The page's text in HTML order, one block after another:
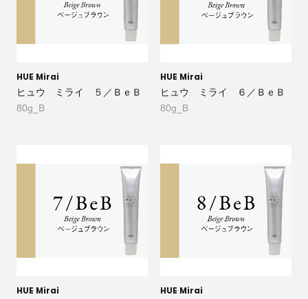
HUE Mirai
ヒュウ ミライ ５／ＢｅＢ
80g_B
HUE Mirai
ヒュウ ミライ ６／ＢｅＢ
80g_B
HUE Mirai HUE Mirai